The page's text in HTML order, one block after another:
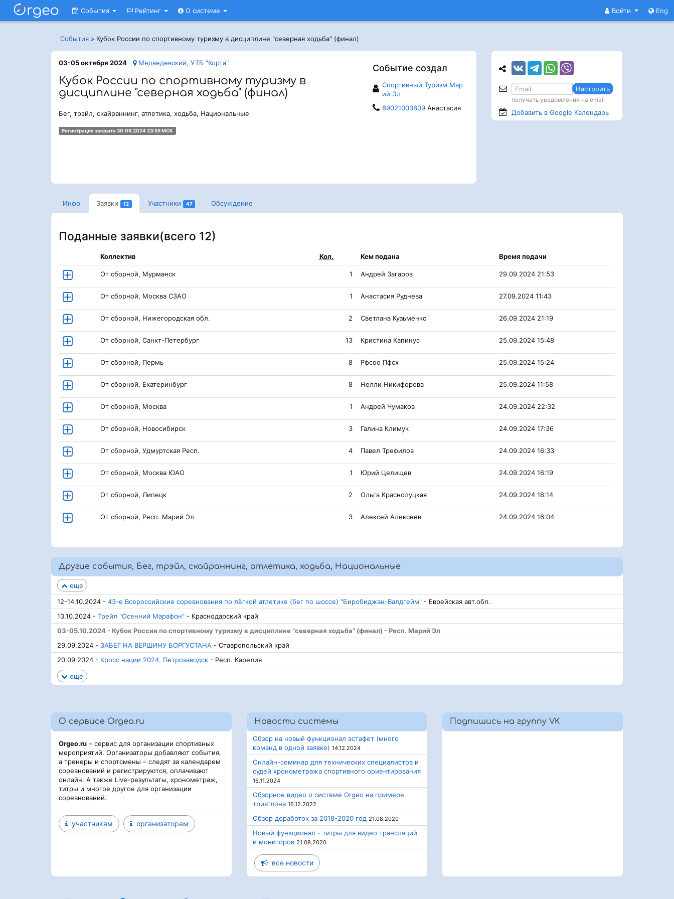
Войти Eng
События Рейтинг О системе
События » Кубок России по спортивному туризму в дисциплине "северная ходьба" (финал)
Событие создал
Спортивный Туризм Мар
ий Эл
89021003809Анастасия
03-05 октября 2024 Медведевский, УТБ "Корта"
Кубок России по спортивному туризму в
дисциплине "северная ходьба" (финал)
Бег, трэйл, скайраннинг, атлетика, ходьба, Национальные
Регистрация закрыта 30.09.2024 23:55 МСК
Инфо Заявки 12 Участники 47 Обсуждение
Поданные заявки(всего 12)
Коллектив Кол. Кем подана Время подачи
От сборной, Мурманск 1 Андрей Загаров 29.09.2024 21:53
От сборной, Москва СЗАО 1 Анастасия Руднева 27.09.2024 11:43
От сборной, Нижегородская обл. 2 Светлана Кузьменко 26.09.2024 21:19
От сборной, Санкт-Петербург 13 Кристина Капинус 25.09.2024 15:48
От сборной, Пермь 8 Рфсоо Пфсх 25.09.2024 15:24
От сборной, Екатеринбург 8 Нелли Никифорова 25.09.2024 11:58
От сборной, Москва 1 Андрей Чумаков 24.09.2024 22:32
От сборной, Новосибирск 3 Галина Климук 24.09.2024 17:36
От сборной, Удмуртская Респ. 4 Павел Трефилов 24.09.2024 16:33
От сборной, Москва ЮАО 1 Юрий Целищев 24.09.2024 16:19
От сборной, Липецк 2 Ольга Краснолуцкая 24.09.2024 16:14
От сборной, Респ. Марий Эл 3 Алексей Алексеев 24.09.2024 16:04
Другие события, Бег, трэйл, скайраннинг, атлетика, ходьба, Национальные
еще
12-14.10.2024 - 43-е Всероссийские соревнования по лёгкой атлетике (бег по шоссе) "Биробиджан-Валдгейм" - Еврейская авт.обл.
13.10.2024 - Трейл "Осенний Марафон" - Краснодарский край
03-05.10.2024 - Кубок России по спортивному туризму в дисциплине "северная ходьба" (финал) - Респ. Марий Эл
29.09.2024 - ЗАБЕГ НА ВЕРШИНУ БОРГУСТАНА - Ставропольский край
20.09.2024 - Кросс нации 2024. Петрозаводск - Респ. Карелия
еще
Настроить
получать уведомления на email
Добавить в Google Календарь
О сервисе Orgeo.ru
Orgeo.ru – сервис для организации спортивных
мероприятий. Организаторы добавляют события,
а тренеры и спортсмены – следят за календарем
соревнований и регистрируются, оплачивают
онлайн. А также Live-результаты, хронометраж,
титры и многое другое для организации
соревнований.
участникам организаторам
Новости системы
Обзор на новый функционал эстафет (много
команд в одной заявке) 14.12.2024
Онлайн-семинар для технических специалистов и
судей хронометража спортивного ориентирования
16.11.2024
Обзорное видео о системе Orgeo на примере
триатлона 16.12.2022
Обзор доработок за 2018-2020 год 21.08.2020
Новый функционал - титры для видео трансляций
и мониторов 21.08.2020
все новости
Подпишись на группу VK